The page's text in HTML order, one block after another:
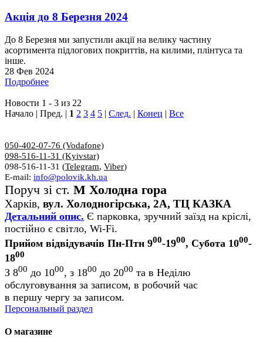
Акція до 8 Березня 2024
До 8 Березня ми запустили акції на велику частину
асортимента підлогових покриттів, на килими, плінтуса та
інше.
28 Фев 2024
Подробнее
Новости 1 - 3 из 22
Начало | Пред. | 1 2 3 4 5 | След. | Конец | Все
050-402-07-76 (Vodafone)
098-516-11-31 (Kyivstar)
098-516-11-31 (Telegram, Viber)
E-mail: info@polovik.kh.ua
Поруч зі ст. М Холодна гора
Харків, вул. Холодногірська, 2А, ТЦ КАЗКА
Детальний опис. Є парковка, зручний заїзд на кріслі,
постійно є світло, Wi-Fi.
Прийом відвідувачів Пн-Птн 900-1900, Субота 1000-
1800
З 800 до 1000, з 1800 до 2000 та в Неділю
обслуговування за записом, в робочий час
в першу чергу за записом.
Персональный раздел
О магазине